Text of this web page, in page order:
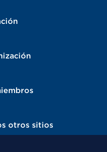
otros sitios